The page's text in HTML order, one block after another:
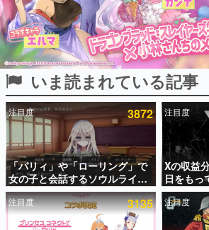
ピックアップ
電ファミのいま読まれている記事ランキング
アプリセール情報
インタビュー
連載・特集一覧
いま読まれている記事
注目度 3872
「パリィ」や「ローリング」で
女の子と会話するソウルライク
恋愛ゲーム『小早川さんはソウ
ルライク』無料公開。返事に失
敗すると「YOU DIED」
注目度
Xの収益
日をもっ
化制度
Rewards
注目度 3135 注目度